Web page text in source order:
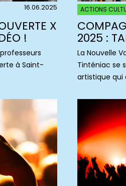
16.06.2025
X
!
à Saint-
ACTIONS
2025 :
La Nouvelle
Tinténiac se
artistique qui